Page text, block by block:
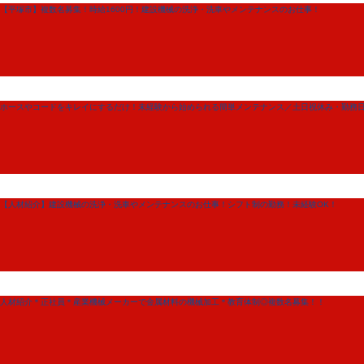
【平塚市】複数名募集！時給1600円！建設機械の洗浄・洗車やメンテナンスのお仕事！
ホースやコードをキレイにするだけ！未経験から始められる簡単メンテナンス／土日祝休み・勤務
【人材紹介】建設機械の洗浄・洗車やメンテナンスのお仕事！シフト制の勤務！未経験OK！
人材紹介＊正社員＊産業機械メーカーで金属材料の機械加工＊教育体制◎複数名募集！！